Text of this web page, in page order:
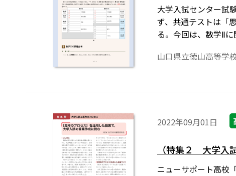
大学入試センター試
ず、共通テストは「
る。今回は、数学Ⅱ
山口県立徳山高等
2022年09月01日
（特集２ 大学入
ニューサポート高校